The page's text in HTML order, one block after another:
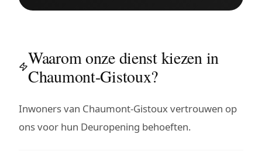
Waarom onze dienst kiezen in
Chaumont-Gistoux?
Inwoners van Chaumont-Gistoux vertrouwen op
ons voor hun Deuropening behoeften.